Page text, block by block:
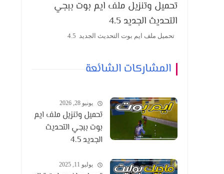
تحميل وتنزيل ملف ايم بوت ببجي
التحديث الجديد 4.5
تحميل ملف ايم بوت التحديث الجديد 4.5
المشاركات الشائعة
يونيو 28, 2026
تحميل وتنزيل ملف ايم
بوت ببجي التحديث
الجديد 4.5
يوليو 11, 2025